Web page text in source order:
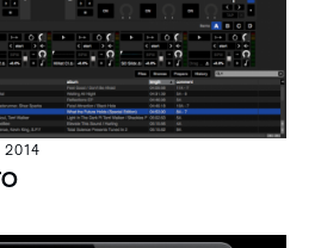
2014